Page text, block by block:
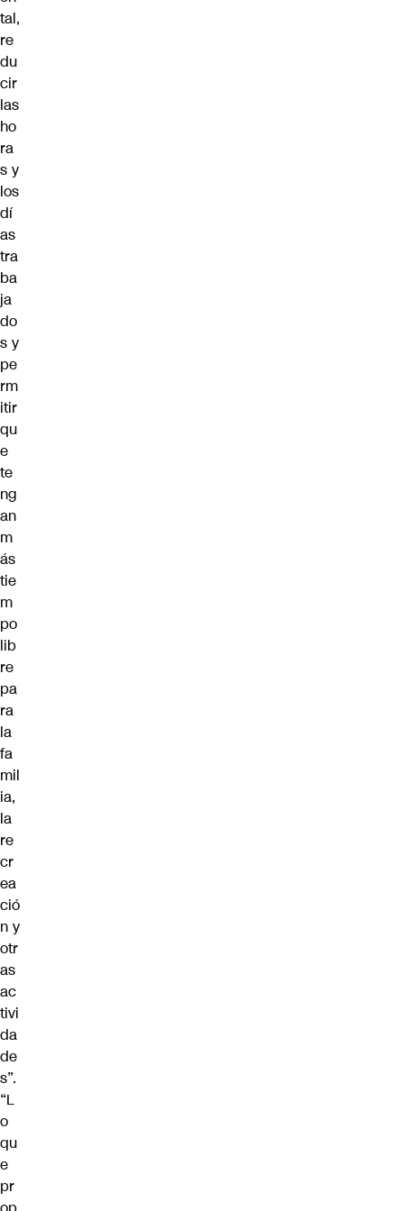
tal,
re
du
cir
las
ho
ra
s y
los
dí
as
tra
ba
ja
do
s y
pe
rm
itir
qu
e
te
ng
an
m
ás
tie
m
po
lib
re
pa
ra
la
fa
mil
ia,
la
re
cr
ea
ció
n y
otr
as
ac
tivi
da
de
s”.
“L
o
qu
e
pr